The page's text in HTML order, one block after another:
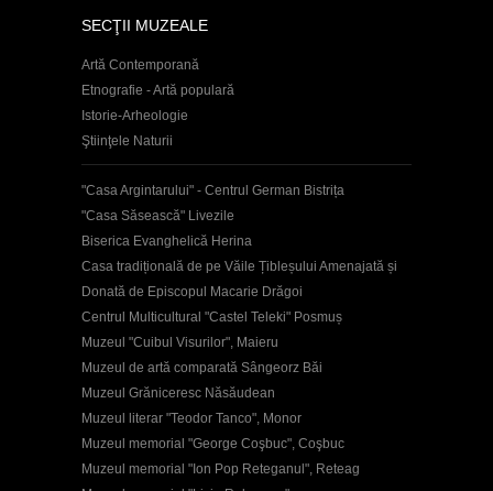
SECŢII MUZEALE
Artă Contemporană
Etnografie - Artă populară
Istorie-Arheologie
Ştiinţele Naturii
"Casa Argintarului" - Centrul German Bistrița
"Casa Săsească" Livezile
Biserica Evanghelică Herina
Casa tradițională de pe Văile Țibleșului Amenajată și
Donată de Episcopul Macarie Drăgoi
Centrul Multicultural "Castel Teleki" Posmuș
Muzeul "Cuibul Visurilor", Maieru
Muzeul de artă comparată Sângeorz Băi
Muzeul Grăniceresc Năsăudean
Muzeul literar "Teodor Tanco", Monor
Muzeul memorial "George Coşbuc", Coşbuc
Muzeul memorial "Ion Pop Reteganul", Reteag